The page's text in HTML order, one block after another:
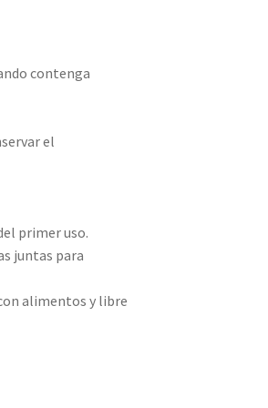
contenga
el
primer uso.
juntas para
alimentos y libre